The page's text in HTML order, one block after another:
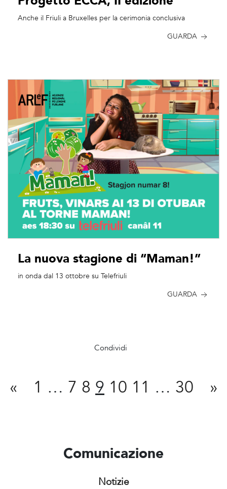
Anche il Friuli a Bruxelles per la cerimonia conclusiva
GUARDA
La nuova stagione di “Maman!”
in onda dal 13 ottobre su Telefriuli
GUARDA
Condividi
« 1 … 7 8 9 10 11 … 30 »
Comunicazione
Notizie